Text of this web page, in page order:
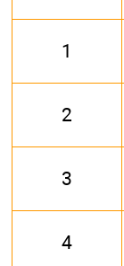
1
2
3
4